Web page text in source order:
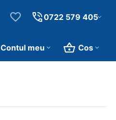
0722 579 405
Cos
Contul meu